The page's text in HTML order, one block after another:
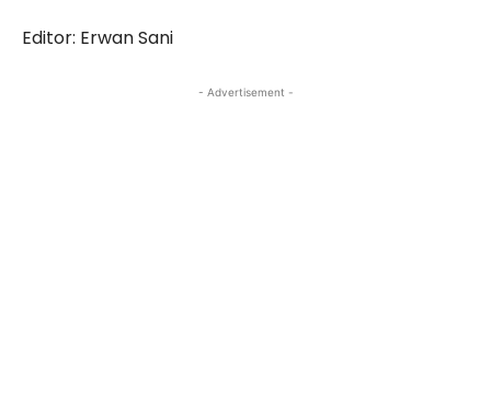
Editor: Erwan Sani
- Advertisement -